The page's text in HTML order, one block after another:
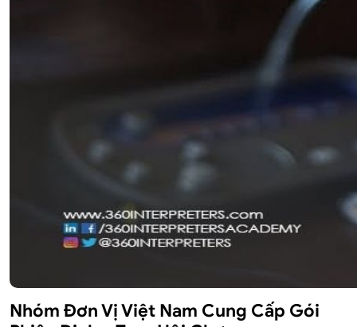
Nhóm Đơn Vị Việt Nam Cung Cấp Gói